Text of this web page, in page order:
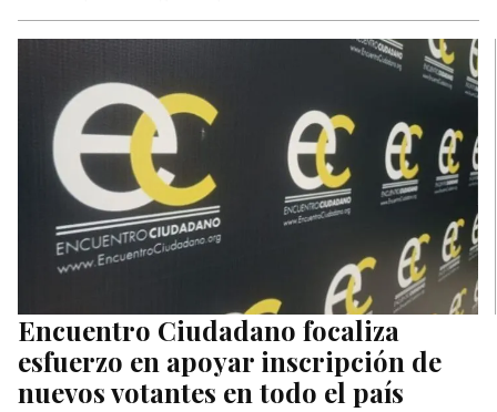
Encuentro Ciudadano focaliza
esfuerzo en apoyar inscripción de
nuevos votantes en todo el país